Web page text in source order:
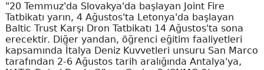
"20 Temmuz'da Slovakya'da başlayan Joint Fire
Tatbikatı yarın, 4 Ağustos'ta Letonya'da başlayan
Baltic Trust Karşı Dron Tatbikatı 14 Ağustos'ta sona
erecektir. Diğer yandan, öğrenci eğitim faaliyetleri
kapsamında İtalya Deniz Kuvvetleri unsuru San Marco
tarafından 2-6 Ağustos tarih aralığında Antalya'ya,